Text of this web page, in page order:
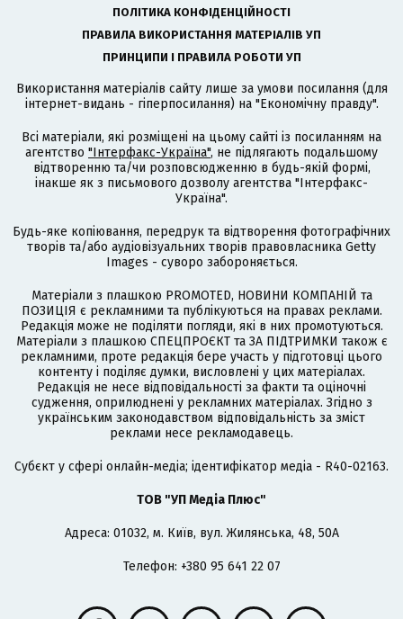
ПОЛІТИКА КОНФІДЕНЦІЙНОСТІ
ПРАВИЛА ВИКОРИСТАННЯ МАТЕРІАЛІВ УП
ПРИНЦИПИ І ПРАВИЛА РОБОТИ УП
Використання матеріалів сайту лише за умови посилання (для
інтернет-видань - гіперпосилання) на "Економічну правду".
Всі матеріали, які розміщені на цьому сайті із посиланням на
агентство "Інтерфакс-Україна", не підлягають подальшому
відтворенню та/чи розповсюдженню в будь-якій формі,
інакше як з письмового дозволу агентства "Інтерфакс-
Україна".
Будь-яке копіювання, передрук та відтворення фотографічних
творів та/або аудіовізуальних творів правовласника Getty
Images - суворо забороняється.
Матеріали з плашкою PROMOTED, НОВИНИ КОМПАНІЙ та
ПОЗИЦІЯ є рекламними та публікуються на правах реклами.
Редакція може не поділяти погляди, які в них промотуються.
Матеріали з плашкою СПЕЦПРОЄКТ та ЗА ПІДТРИМКИ також є
рекламними, проте редакція бере участь у підготовці цього
контенту і поділяє думки, висловлені у цих матеріалах.
Редакція не несе відповідальності за факти та оціночні
судження, оприлюднені у рекламних матеріалах. Згідно з
українським законодавством відповідальність за зміст
реклами несе рекламодавець.
Cубєкт у сфері онлайн-медіа; ідентифікатор медіа - R40-02163.
ТОВ "УП Медіа Плюс"
Адреса: 01032, м. Київ, вул. Жилянська, 48, 50А
Телефон: +380 95 641 22 07